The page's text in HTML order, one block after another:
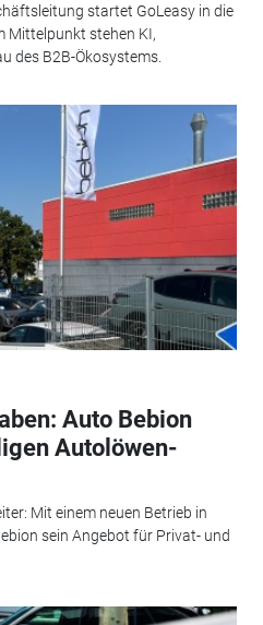
startet GoLeasy in die
Mittelpunkt stehen KI,
des B2B-Ökosystems.
Auto Bebion
Autolöwen-
Mit einem neuen Betrieb in
sein Angebot für Privat- und